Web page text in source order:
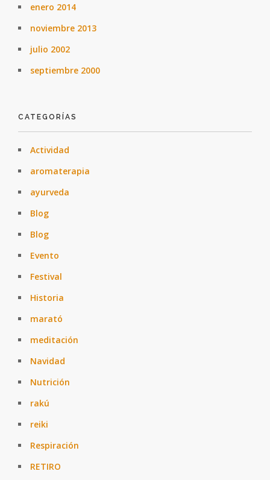
enero 2014
noviembre 2013
julio 2002
septiembre 2000
CATEGORÍAS
Actividad
aromaterapia
ayurveda
Blog
Blog
Evento
Festival
Historia
marató
meditación
Navidad
Nutrición
rakú
reiki
Respiración
RETIRO